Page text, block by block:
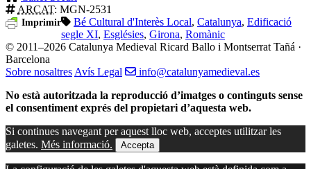
ARCAT: MGN-2531
Imprimir Bé Cultural d'Interès Local, Catalunya, Edificació
segle XI, Esglésies, Girona, Romànic
© 2011–2026 Catalunya Medieval Ricard Ballo i Montserrat Tañá ·
Barcelona
Sobre nosaltres Avís Legal
info@catalunyamedieval.es
No està autoritzada la reproducció d’imatges o continguts sense
el consentiment exprés del propietari d’aquesta web.
Si continues navegant per aquest lloc web, acceptes utilitzar les
galetes. Més informació. Accepta